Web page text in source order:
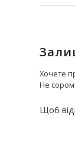
Хочете
Не
Щоб